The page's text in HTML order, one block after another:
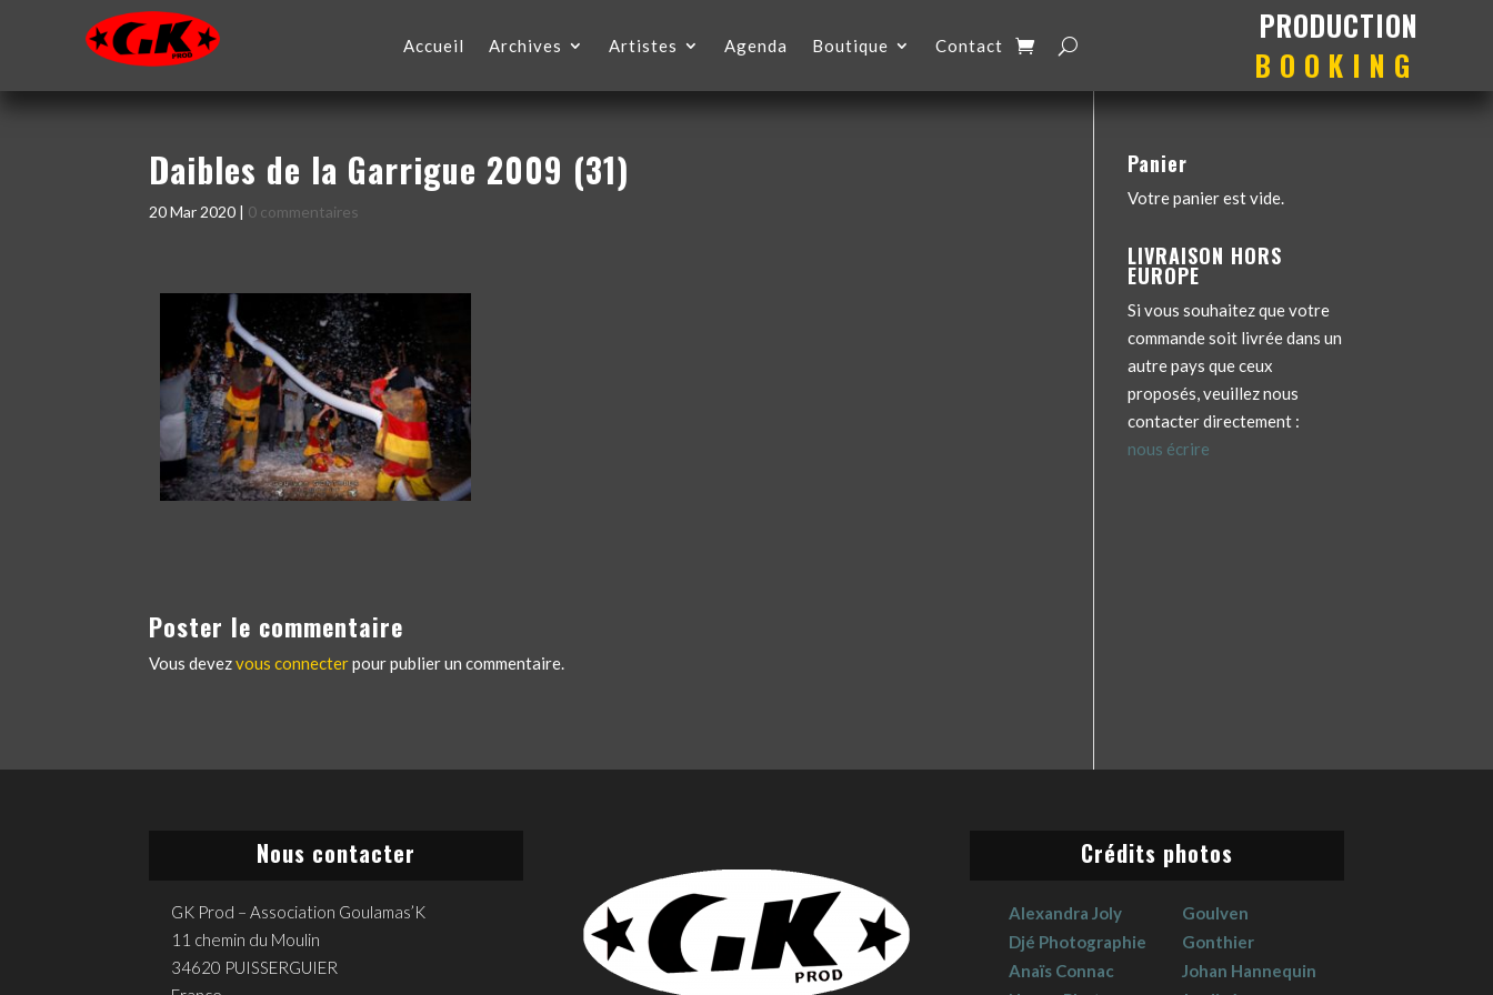
Accueil Archives Artistes Agenda Boutique Contact production
booking
Daibles de la Garrigue 2009 (31)
20 Mar 2020 | 0 commentaires
Poster le commentaire
Vous devezvous connecterpour publier un commentaire.
Panier
Votre panier est vide.
LIVRAISON HORS
EUROPE
Si vous souhaitez que votre
commande soit livrée dans un
autre pays que ceux
proposés, veuillez nous
contacter directement :
nous écrire
Nous contacter
GK Prod – Association Goulamas’K
11 chemin du Moulin
34620 PUISSERGUIER
Crédits photos
Alexandra Joly
Djé Photographie
Anaïs Connac
Goulven
Gonthier
Johan Hannequin